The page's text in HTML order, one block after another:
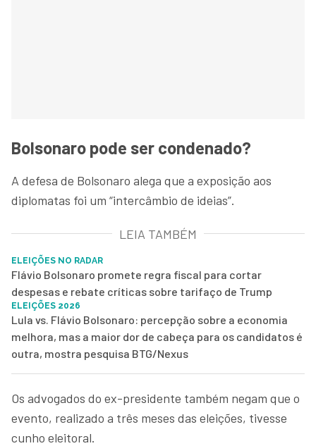
Bolsonaro pode ser condenado?
A defesa de Bolsonaro alega que a exposição aos
diplomatas foi um “intercâmbio de ideias”.
LEIA TAMBÉM
ELEIÇÕES NO RADAR
Flávio Bolsonaro promete regra fiscal para cortar
despesas e rebate críticas sobre tarifaço de Trump
ELEIÇÕES 2026
Lula vs. Flávio Bolsonaro: percepção sobre a economia
melhora, mas a maior dor de cabeça para os candidatos é
outra, mostra pesquisa BTG/Nexus
Os advogados do ex-presidente também negam que o
evento, realizado a três meses das eleições, tivesse
cunho eleitoral.